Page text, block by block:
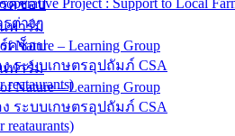
Project : Support to Local
ต่างๆ
ร์คช็อป
ฟาร์ม
Nature – Learning Group
ระบบเกษตรอุปถัมภ์ CSA
reataurants)
ร์คช็อป
ฟาร์ม
Nature – Learning Group
ระบบเกษตรอุปถัมภ์ CSA
reataurants)